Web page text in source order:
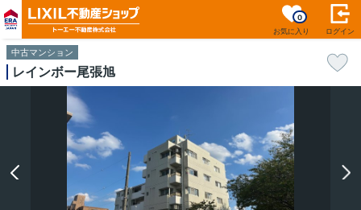
お気に入り
0
ログイン
中古マンション
レインボー尾張旭